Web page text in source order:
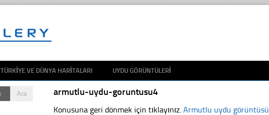
TÜRKIYE VE DÜNYA HARITALARI UYDU GÖRÜNTÜLERI
armutlu-uydu-goruntusu4
Konusuna geri dönmek için tıklayınız.Armutlu uydu görüntüsü